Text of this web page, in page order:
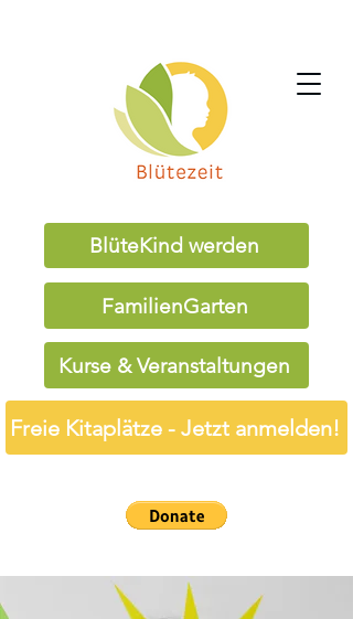
BlüteKind werden
FamilienGarten
Kurse & Veranstaltungen
Freie Kitaplätze - Jetzt anmelden!